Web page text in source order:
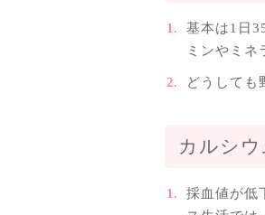
基本は1日
ミンやミネ
どうしても
カルシウ
採血値が低